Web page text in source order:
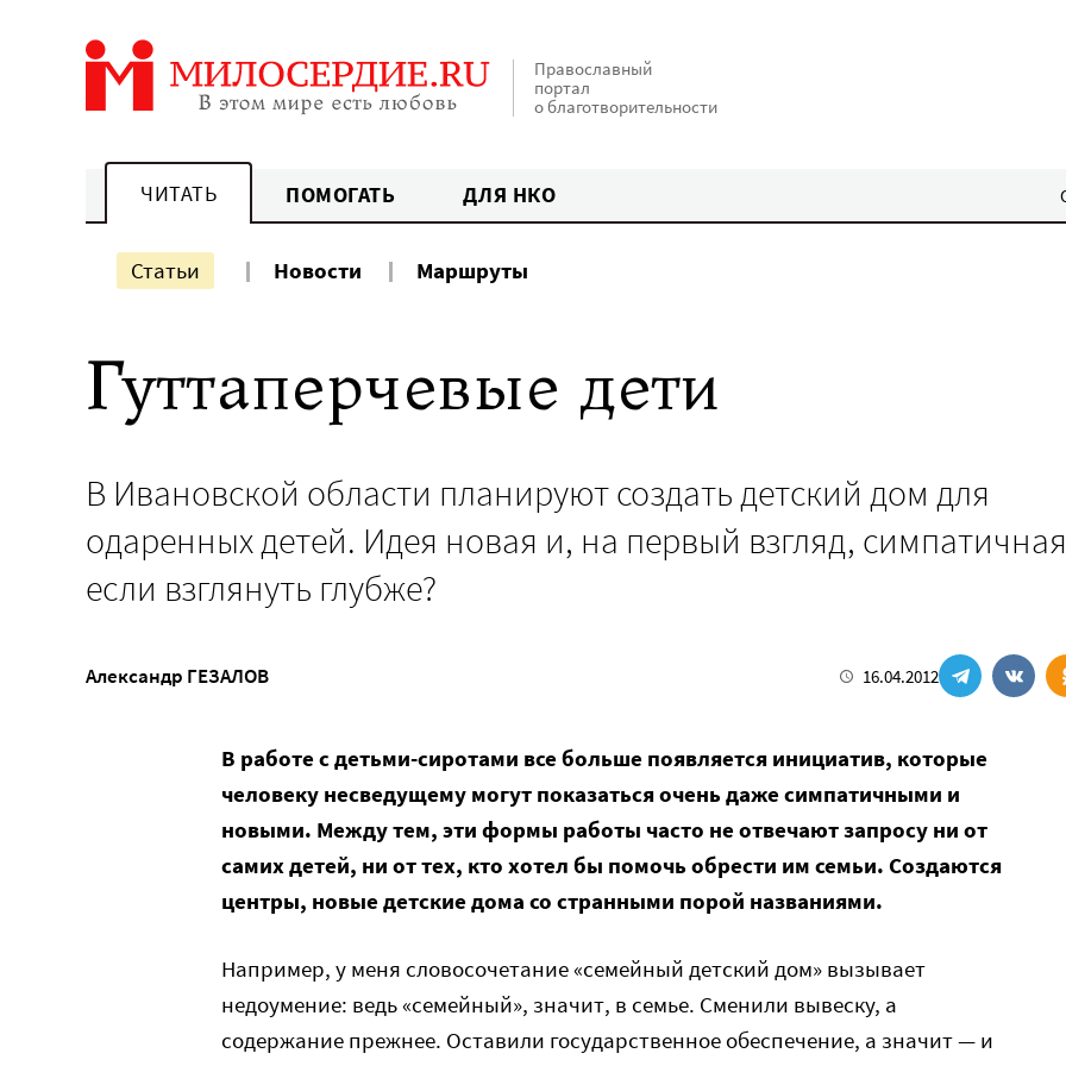
Православный
портал
о благотворительности
ЧИТАТЬ ПОМОГАТЬ ДЛЯ НКО
Статьи Новости Маршруты
Гуттаперчевые дети
В Ивановской области планируют создать детский дом для
одаренных детей. Идея новая и, на первый взгляд,
если взглянуть глубже?
Александр ГЕЗАЛОВ 16.04.2012
В работе с детьми-сиротами все больше появляется инициатив, которые
человеку несведущему могут показаться очень даже симпатичными и
новыми. Между тем, эти формы работы часто не отвечают запросу ни от
самих детей, ни от тех, кто хотел бы помочь обрести им семьи. Создаются
центры, новые детские дома со странными порой названиями.
Например, у меня словосочетание «семейный детский дом» вызывает
недоумение: ведь «семейный», значит, в семье. Сменили вывеску, а
содержание прежнее. Оставили государственное обеспечение, а значит — и